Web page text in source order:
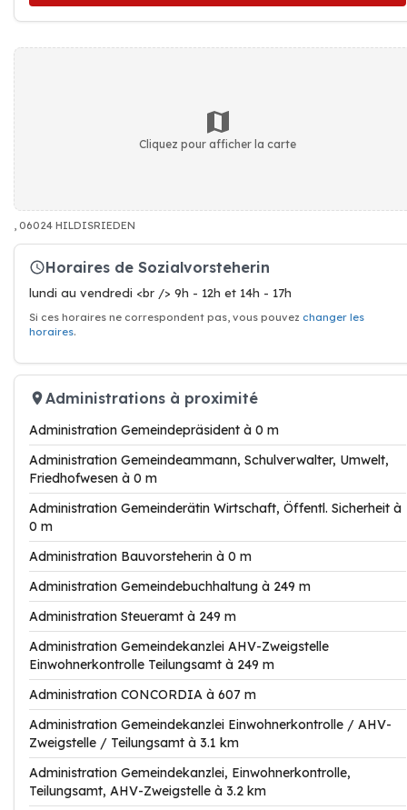
Cliquez pour afficher la carte
, 06024 HILDISRIEDEN
Horaires de Sozialvorsteherin
lundi au vendredi <br /> 9h - 12h et 14h - 17h
Si ces horaires ne correspondent pas, vous pouvez changer les
horaires.
Administrations à proximité
Administration Gemeindepräsident à 0 m
Administration Gemeindeammann, Schulverwalter, Umwelt,
Friedhofwesen à 0 m
Administration Gemeinderätin Wirtschaft, Öffentl. Sicherheit à
0 m
Administration Bauvorsteherin à 0 m
Administration Gemeindebuchhaltung à 249 m
Administration Steueramt à 249 m
Administration Gemeindekanzlei AHV-Zweigstelle
Einwohnerkontrolle Teilungsamt à 249 m
Administration CONCORDIA à 607 m
Administration Gemeindekanzlei Einwohnerkontrolle / AHV-
Zweigstelle / Teilungsamt à 3.1 km
Administration Gemeindekanzlei, Einwohnerkontrolle,
Teilungsamt, AHV-Zweigstelle à 3.2 km